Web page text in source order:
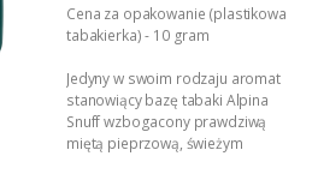
Cena za opakowanie (plastikowa
tabakierka) - 10 gram
Jedyny w swoim rodzaju aromat
stanowiący bazę tabaki Alpina
Snuff wzbogacony prawdziwą
miętą pieprzową, świeżym